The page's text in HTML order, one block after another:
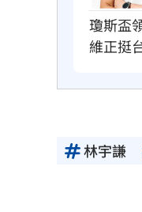
瓊斯盃
維正挺
林宇謙